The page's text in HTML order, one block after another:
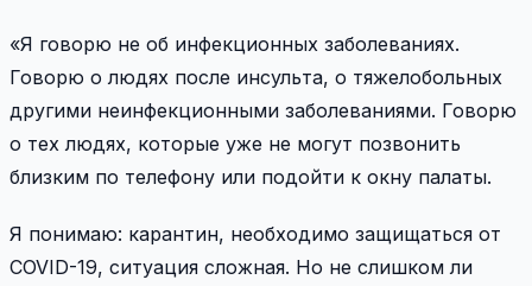
«Я говорю не об инфекционных заболеваниях.
Говорю о людях после инсульта, о тяжелобольных
другими неинфекционными заболеваниями. Говорю
о тех людях, которые уже не могут позвонить
близким по телефону или подойти к окну палаты.
Я понимаю: карантин, необходимо защищаться от
COVID-19, ситуация сложная. Но не слишком ли